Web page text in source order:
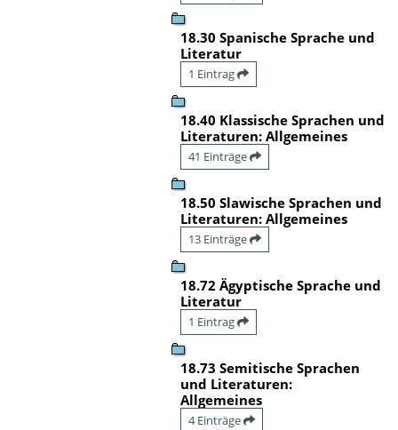
18.30 Spanische Sprache und
Literatur
1 Eintrag
18.40 Klassische Sprachen und
Literaturen: Allgemeines
41 Einträge
18.50 Slawische Sprachen und
Literaturen: Allgemeines
13 Einträge
18.72 Ägyptische Sprache und
Literatur
1 Eintrag
18.73 Semitische Sprachen
und Literaturen:
Allgemeines
4 Einträge